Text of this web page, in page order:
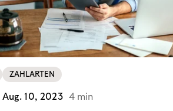
ZAHLARTEN
Aug. 10, 2023 4 min